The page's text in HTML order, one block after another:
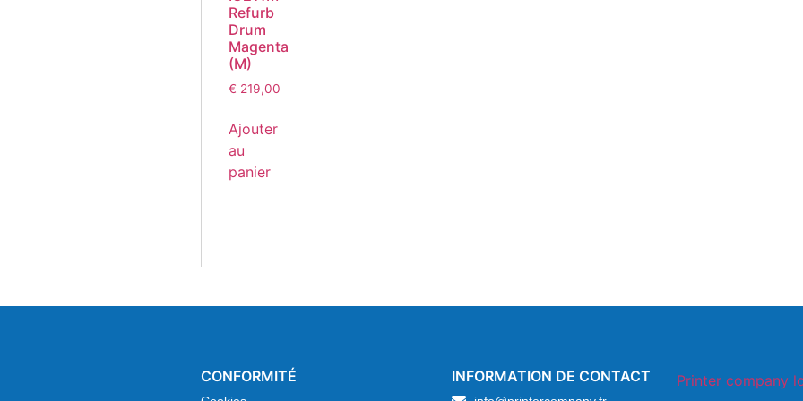
Refurb
Drum
Magenta
(M)
€ 219,00
Ajouter
au
panier
CONFORMITÉ INFORMATION DE CONTACT